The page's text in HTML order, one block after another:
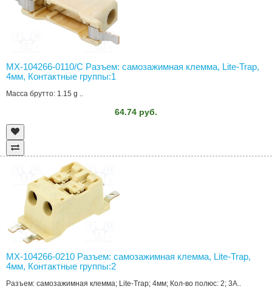
MX-104266-0110/C Разъем: самозажимная клемма, Lite-Trap,
4мм, Контактные группы:1
Масса брутто: 1.15 g ..
64.74 руб.
MX-104266-0210 Разъем: самозажимная клемма, Lite-Trap,
4мм, Контактные группы:2
Разъем: самозажимная клемма; Lite-Trap; 4мм; Кол-во полюс: 2; 3А..